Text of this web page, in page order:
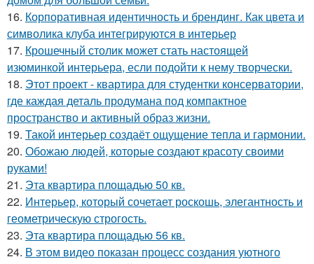
16. Корпоративная идентичность и брендинг. Как цвета и
символика клуба интегрируются в интерьер
17. Крошечный столик может стать настоящей
изюминкой интерьера, если подойти к нему творчески.
18. Этот проект - квартира для студентки консерватории,
где каждая деталь продумана под компактное
пространство и активный образ жизни.
19. Такой интерьер создаёт ощущение тепла и гармонии.
20. Обожаю людей, которые создают красоту своими
руками!
21. Эта квартира площадью 50 кв.
22. Интерьер, который сочетает роскошь, элегантность и
геометрическую строгость.
23. Эта квартира площадью 56 кв.
24. В этом видео показан процесс создания уютного